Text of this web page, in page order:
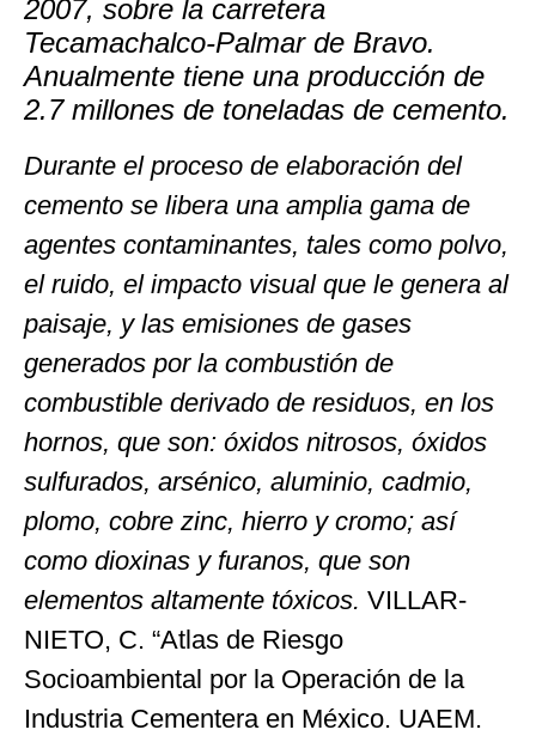
2007, sobre la carretera
Tecamachalco-Palmar de Bravo.
Anualmente tiene una producción de
2.7 millones de toneladas de cemento.
Durante el proceso de elaboración del
cemento se libera una amplia gama de
agentes contaminantes, tales como polvo,
el ruido, el impacto visual que le genera al
paisaje, y las emisiones de gases
generados por la combustión de
combustible derivado de residuos, en los
hornos, que son: óxidos nitrosos, óxidos
sulfurados, arsénico, aluminio, cadmio,
plomo, cobre zinc, hierro y cromo; así
como dioxinas y furanos, que son
elementos altamente tóxicos. VILLAR-
NIETO, C. “Atlas de Riesgo
Socioambiental por la Operación de la
Industria Cementera en México. UAEM.